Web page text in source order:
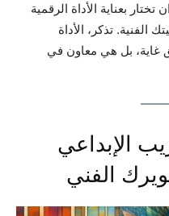
بعناية الأداة الرقمية
الفنية. تذكر، الأداة
غاية، بل هي معاون في
الإبداعي
الفني